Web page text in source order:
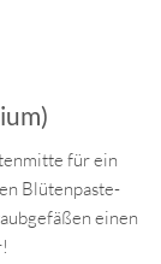
für ein
Blütenpaste-
einen